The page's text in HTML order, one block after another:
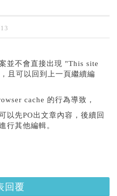
並不會直接出現 "This site
且可以回到上一頁繼續編
cache 的行為導致，
以先PO出文章內容，後續回
行其他編輯。
回覆